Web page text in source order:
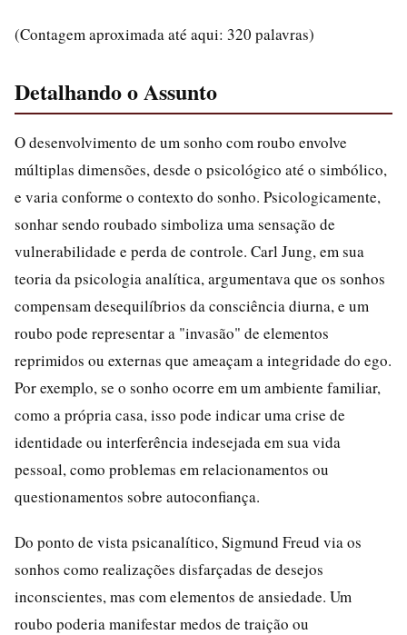
(Contagem aproximada até aqui: 320 palavras)
Detalhando o Assunto
O desenvolvimento de um sonho com roubo envolve
múltiplas dimensões, desde o psicológico até o simbólico,
e varia conforme o contexto do sonho. Psicologicamente,
sonhar sendo roubado simboliza uma sensação de
vulnerabilidade e perda de controle. Carl Jung, em sua
teoria da psicologia analítica, argumentava que os sonhos
compensam desequilíbrios da consciência diurna, e um
roubo pode representar a "invasão" de elementos
reprimidos ou externas que ameaçam a integridade do ego.
Por exemplo, se o sonho ocorre em um ambiente familiar,
como a própria casa, isso pode indicar uma crise de
identidade ou interferência indesejada em sua vida
pessoal, como problemas em relacionamentos ou
questionamentos sobre autoconfiança.
Do ponto de vista psicanalítico, Sigmund Freud via os
sonhos como realizações disfarçadas de desejos
inconscientes, mas com elementos de ansiedade. Um
roubo poderia manifestar medos de traição ou